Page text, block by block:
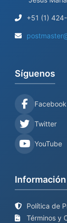
+51 (1)
Síguenos
Facebook
Twitter
YouTube
Política de
Términos y